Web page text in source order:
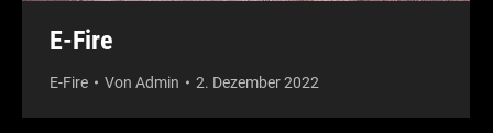
E-Fire
E-Fire Von Admin 2. Dezember 2022